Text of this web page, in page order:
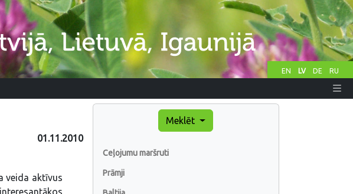
EN LV DE RU
01.11.2010
veida aktīvus
Meklēt
Ceļojumu maršruti
Prāmji